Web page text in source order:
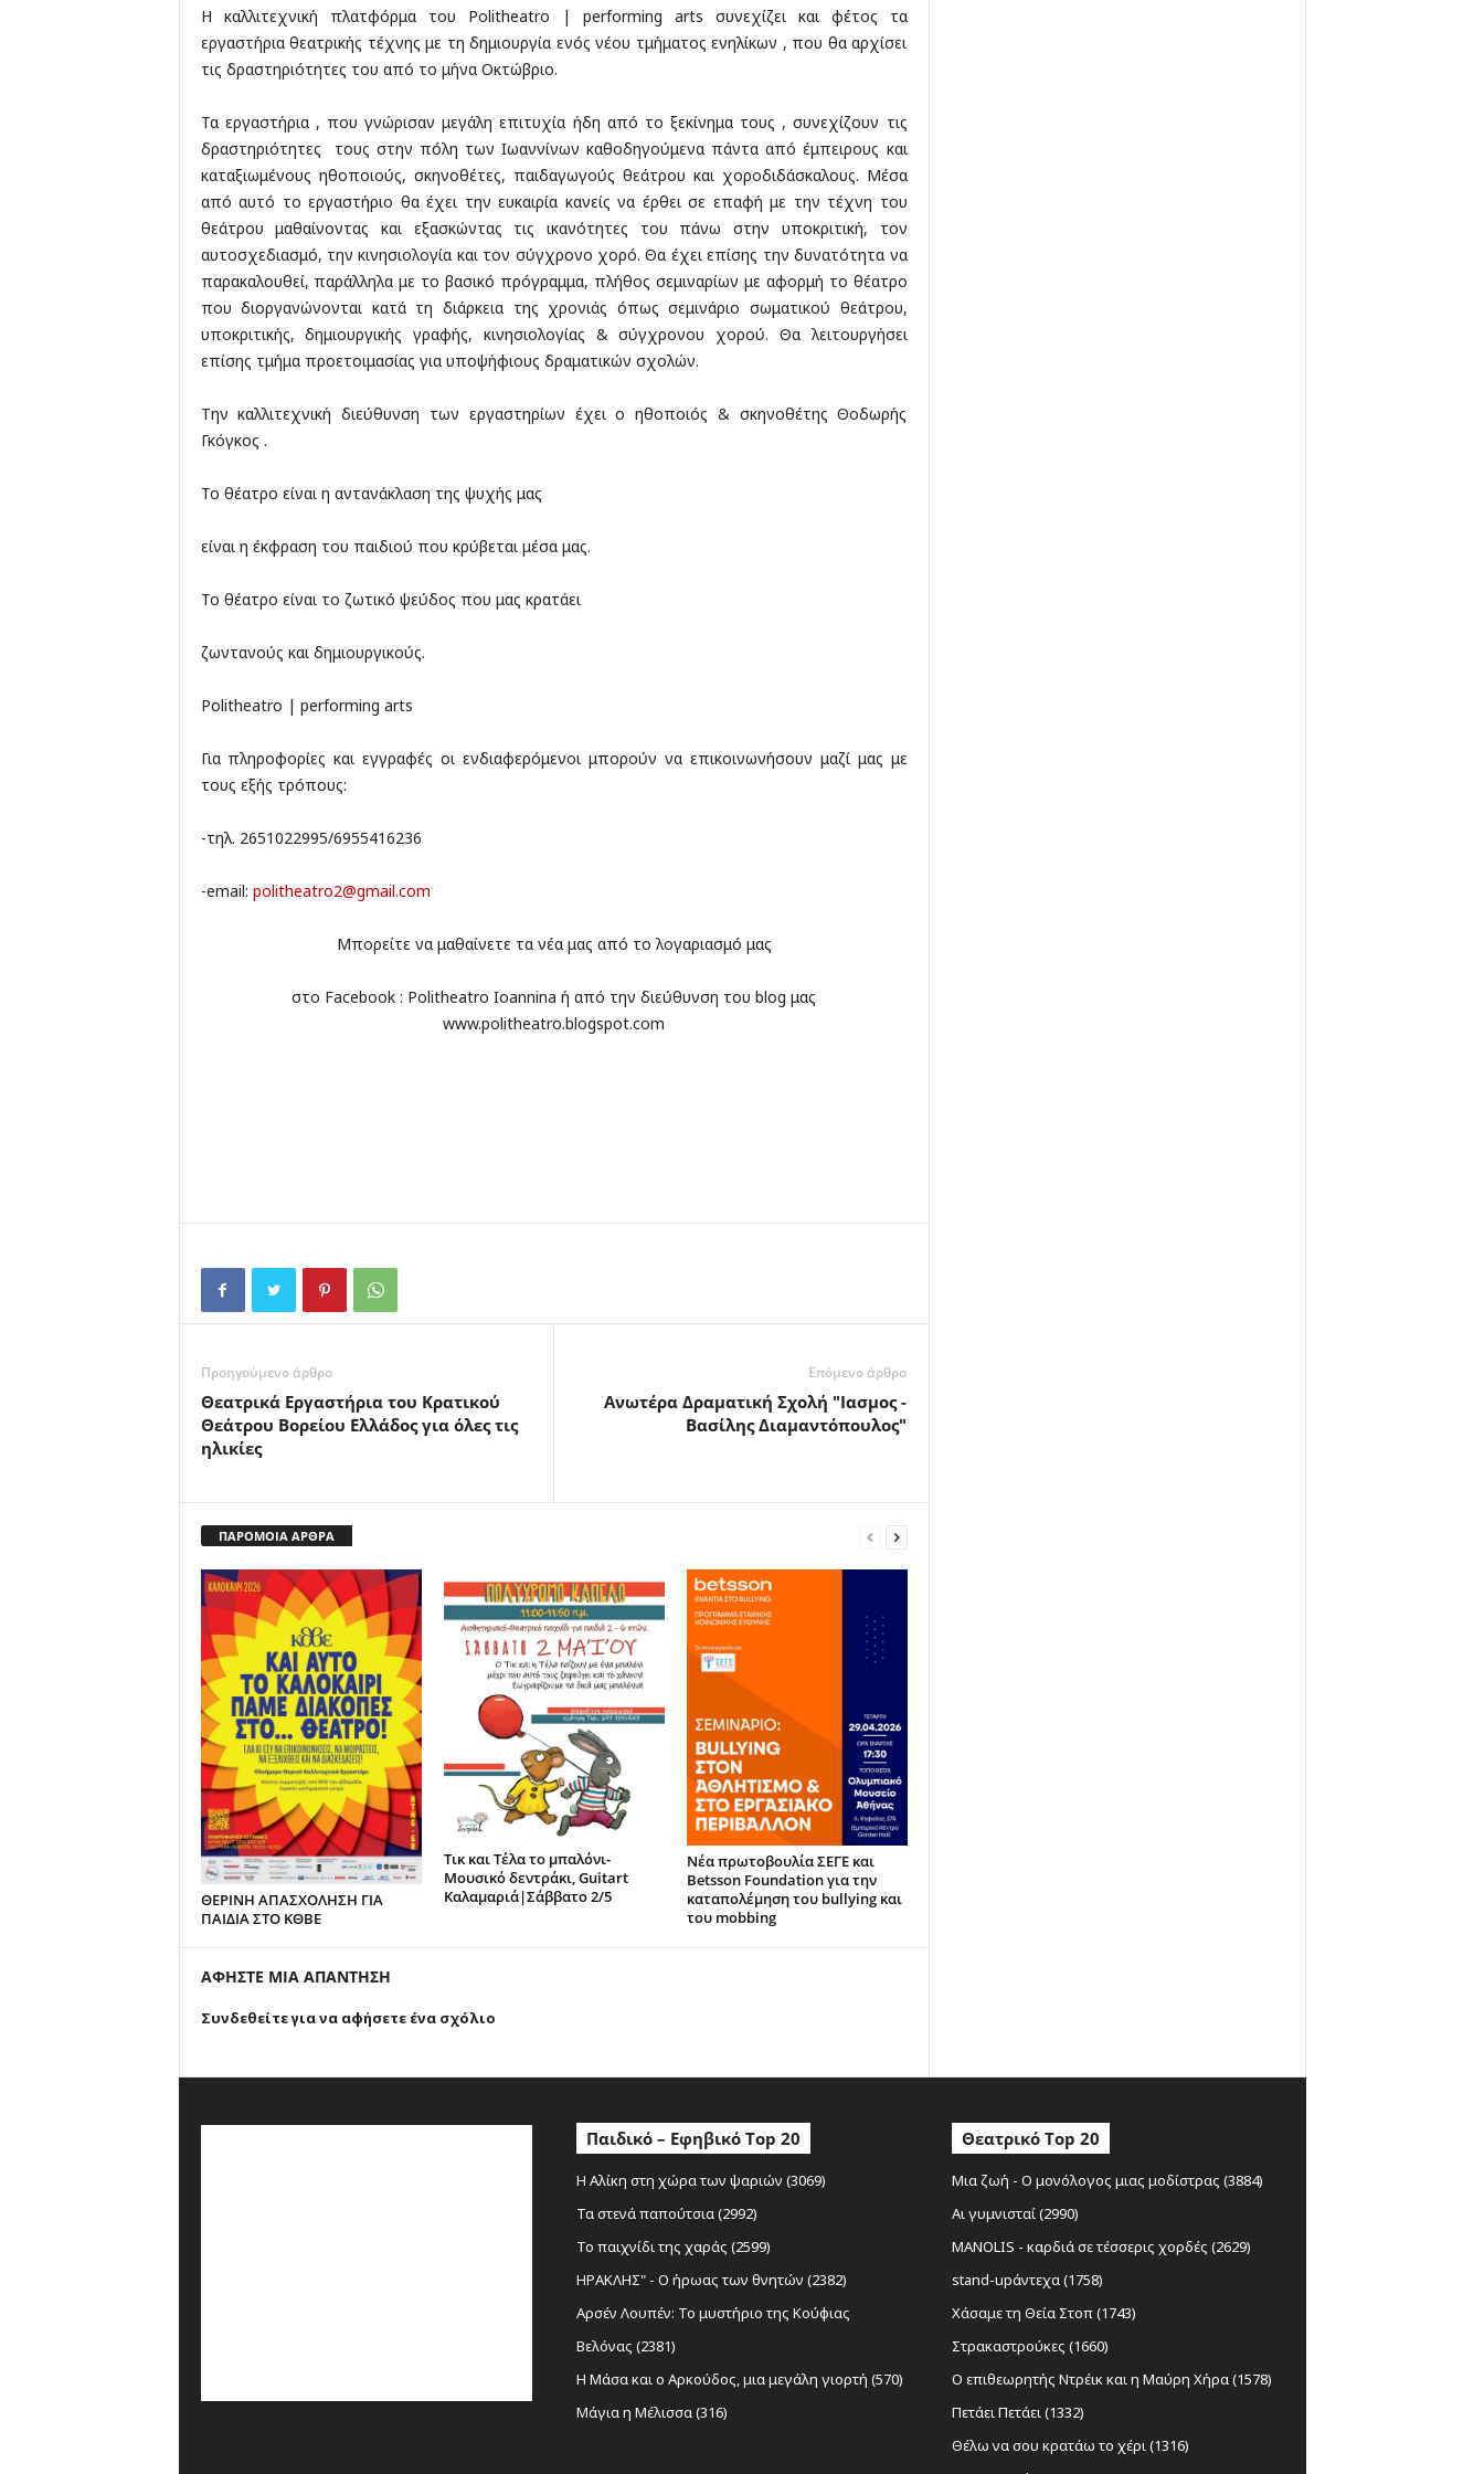
Η καλλιτεχνική πλατφόρμα του Politheatro | performing arts συνεχίζει και φέτος τα
εργαστήρια θεατρικής τέχνης με τη δημιουργία ενός νέου τμήματος ενηλίκων , που θα αρχίσει
τις δραστηριότητες του από το μήνα Οκτώβριο.
Τα εργαστήρια , που γνώρισαν μεγάλη επιτυχία ήδη από το ξεκίνημα τους , συνεχίζουν τις
δραστηριότητες τους στην πόλη των Ιωαννίνων καθοδηγούμενα πάντα από έμπειρους και
καταξιωμένους ηθοποιούς, σκηνοθέτες, παιδαγωγούς θεάτρου και χοροδιδάσκαλους. Μέσα
από αυτό το εργαστήριο θα έχει την ευκαιρία κανείς να έρθει σε επαφή με την τέχνη του
θεάτρου μαθαίνοντας και εξασκώντας τις ικανότητες του πάνω στην υποκριτική, τον
αυτοσχεδιασμό, την κινησιολογία και τον σύγχρονο χορό. Θα έχει επίσης την δυνατότητα να
παρακαλουθεί, παράλληλα με το βασικό πρόγραμμα, πλήθος σεμιναρίων με αφορμή το θέατρο
που διοργανώνονται κατά τη διάρκεια της χρονιάς όπως σεμινάριο σωματικού θεάτρου,
υποκριτικής, δημιουργικής γραφής, κινησιολογίας & σύγχρονου χορού. Θα λειτουργήσει
επίσης τμήμα προετοιμασίας για υποψήφιους δραματικών σχολών.
Την καλλιτεχνική διεύθυνση των εργαστηρίων έχει ο ηθοποιός & σκηνοθέτης Θοδωρής
Γκόγκος .
Το θέατρο είναι η αντανάκλαση της ψυχής μας
είναι η έκφραση του παιδιού που κρύβεται μέσα μας.
Το θέατρο είναι το ζωτικό ψεύδος που μας κρατάει
ζωντανούς και δημιουργικούς.
Politheatro | performing arts
Για πληροφορίες και εγγραφές οι ενδιαφερόμενοι μπορούν να επικοινωνήσουν μαζί μας με
τους εξής τρόπους:
-τηλ. 2651022995/6955416236
-email: politheatro2@gmail.com
Μπορείτε να μαθαίνετε τα νέα μας από το λογαριασμό μας
στο Facebook : Politheatro Ioannina ή από την διεύθυνση του blog μας
www.politheatro.blogspot.com
Προηγούμενο άρθρο
Θεατρικά Εργαστήρια του Κρατικού
Θεάτρου Βορείου Ελλάδος για όλες τις
ηλικίες
Επόμενο άρθρο
Ανωτέρα Δραματική Σχολή "Ιασμος -
Βασίλης Διαμαντόπουλος"
ΠΑΡΟΜΟΙΑ ΑΡΘΡΑ
ΘΕΡΙΝΗ ΑΠΑΣΧΟΛΗΣΗ ΓΙΑ
ΠΑΙΔΙΑ ΣΤΟ ΚΘΒΕ
Τικ και Τέλα το μπαλόνι-
Μουσικό δεντράκι, Guitart
Καλαμαριά|Σάββατο 2/5
Νέα πρωτοβουλία ΣΕΓΕ και
Betsson Foundation για την
καταπολέμηση του bullying και
του mobbing
ΑΦΗΣΤΕ ΜΙΑ ΑΠΑΝΤΗΣΗ
Συνδεθείτε για να αφήσετε ένα σχόλιο
Παιδικό – Εφηβικό Top 20
Η Αλίκη στη χώρα των ψαριών (3069)
Τα στενά παπούτσια (2992)
Το παιχνίδι της χαράς (2599)
ΗΡΑΚΛΗΣ" - Ο ήρωας των θνητών (2382)
Αρσέν Λουπέν: Το μυστήριο της Κούφιας
Βελόνας (2381)
Η Μάσα και ο Αρκούδος, μια μεγάλη γιορτή (570)
Μάγια η Μέλισσα (316)
Θεατρικό Top 20
Μια ζωή - Ο μονόλογος μιας μοδίστρας (3884)
Αι γυμνισταί (2990)
MANOLIS - καρδιά σε τέσσερις χορδές (2629)
stand-upάντεχα (1758)
Χάσαμε τη Θεία Στοπ (1743)
Στρακαστρούκες (1660)
Ο επιθεωρητής Ντρέικ και η Μαύρη Χήρα (1578)
Πετάει Πετάει (1332)
Θέλω να σου κρατάω το χέρι (1316)